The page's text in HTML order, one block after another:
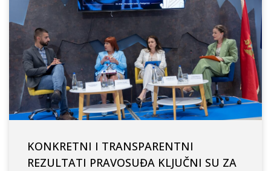
KONKRETNI I TRANSPARENTNI
REZULTATI PRAVOSUĐA KLJUČNI SU ZA